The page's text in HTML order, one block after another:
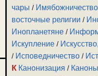
чары / Имябожничество
восточные религии /
Инопланетяне /
Искупление /
/ Исповедничество /
К Канонизация /